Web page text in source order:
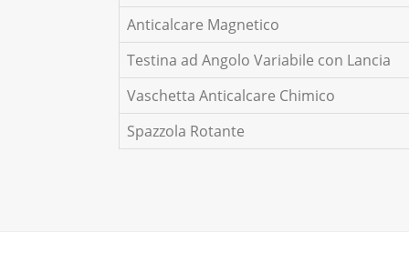
Anticalcare Magnetico
Testina ad Angolo Variabile con Lancia
Vaschetta Anticalcare Chimico
Spazzola Rotante